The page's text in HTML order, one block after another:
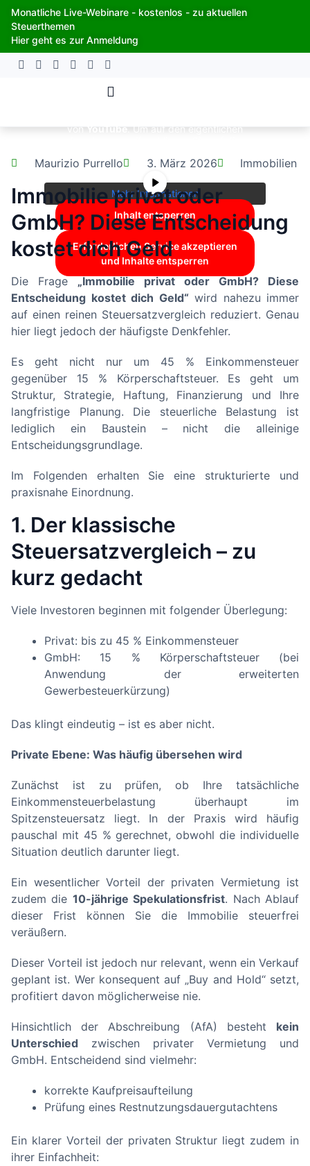
Zum
Inhalt
springen
Monatliche Live-Webinare - kostenlos - zu aktuellen
Steuerthemen
Hier geht es zur Anmeldung
vonYouTube. Um auf den eigentlichen
dass dabei Daten an Drittanbieter
weitergegeben werden.
Mehr Informationen
Inhalt entsperren
Erforderlichen Service akzeptieren
und Inhalte entsperren
Maurizio Purrello 3. März 2026 Immobilien
Immobilie privat oder
GmbH? Diese Entscheidung
kostet dich Geld
Die Frage „Immobilie privat oder GmbH? Diese
Entscheidung kostet dich Geld“ wird nahezu immer
auf einen reinen Steuersatzvergleich reduziert. Genau
hier liegt jedoch der häufigste Denkfehler.
Es geht nicht nur um 45 % Einkommensteuer
gegenüber 15 % Körperschaftsteuer. Es geht um
Struktur, Strategie, Haftung, Finanzierung und Ihre
langfristige Planung. Die steuerliche Belastung ist
lediglich ein Baustein – nicht die alleinige
Entscheidungsgrundlage.
Im Folgenden erhalten Sie eine strukturierte und
praxisnahe Einordnung.
1. Der klassische
Steuersatzvergleich – zu
kurz gedacht
Viele Investoren beginnen mit folgender Überlegung:
Privat: bis zu 45 % Einkommensteuer
GmbH: 15 % Körperschaftsteuer (bei
Anwendung der erweiterten
Gewerbesteuerkürzung)
Das klingt eindeutig – ist es aber nicht.
Private Ebene: Was häufig übersehen wird
Zunächst ist zu prüfen, ob Ihre tatsächliche
Einkommensteuerbelastung überhaupt im
Spitzensteuersatz liegt. In der Praxis wird häufig
pauschal mit 45 % gerechnet, obwohl die individuelle
Situation deutlich darunter liegt.
Ein wesentlicher Vorteil der privaten Vermietung ist
zudem die 10-jährige Spekulationsfrist. Nach Ablauf
dieser Frist können Sie die Immobilie steuerfrei
veräußern.
Dieser Vorteil ist jedoch nur relevant, wenn ein Verkauf
geplant ist. Wer konsequent auf „Buy and Hold“ setzt,
profitiert davon möglicherweise nie.
Hinsichtlich der Abschreibung (AfA) besteht kein
Unterschied zwischen privater Vermietung und
GmbH. Entscheidend sind vielmehr:
korrekte Kaufpreisaufteilung
Prüfung eines Restnutzungsdauergutachtens
Ein klarer Vorteil der privaten Struktur liegt zudem in
ihrer Einfachheit: